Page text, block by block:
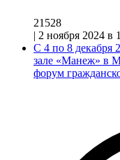
21528
| 2 ноября 2024 в
С 4 по 8 декабря
зале «Манеж» в
форум